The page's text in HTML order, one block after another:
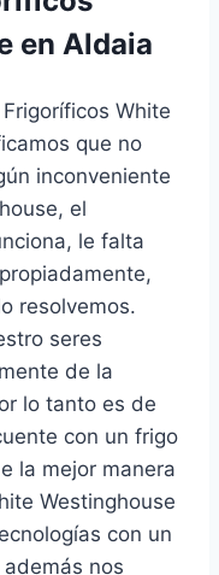
en Aldaia
White
que no
inconveniente
el
le falta
resolvemos.
seres
de la
lo tanto es de
con un frigo
la mejor manera
Westinghouse
con un
nos